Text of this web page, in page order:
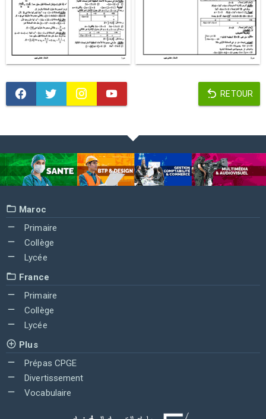
RETOUR
Maroc
Primaire
Collège
Lycée
France
Primaire
Collège
Lycée
Plus
Prépas CPGE
Divertissement
Vocabulaire